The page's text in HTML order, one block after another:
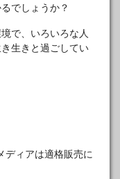
でしょうか？
で、いろいろな人
生きと過ごしてい
ディアは適格販売に